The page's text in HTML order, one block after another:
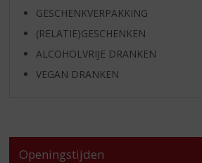
GESCHENKVERPAKKING
(RELATIE)GESCHENKEN
ALCOHOLVRIJE DRANKEN
VEGAN DRANKEN
Openingstijden